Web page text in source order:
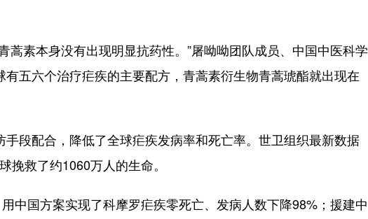
素本身没有出现明显抗药性。”屠呦呦团队成员、中国中医科学
五六个治疗疟疾的主要配方，青蒿素衍生物青蒿琥酯就出现在
段配合，降低了全球疟疾发病率和死亡率。世卫组织最新数据
挽救了约1060万人的生命。
国方案实现了科摩罗疟疾零死亡、发病人数下降98%；援建中